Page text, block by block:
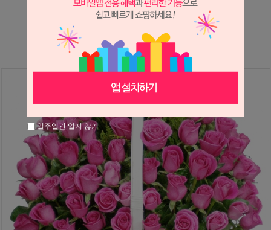
※ 필독해주세요 ※
는 시세 변동에 따라 가격이 달라질 수 있으니
문의 후 주문 바랍니다.
일주일간 열지 않기